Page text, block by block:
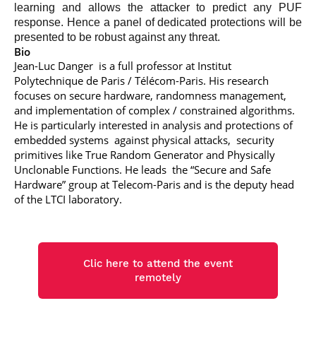
learning and allows the attacker to predict any PUF
response. Hence a panel of dedicated protections will be
presented to be robust against any threat.
Bio
Jean-Luc Danger is a full professor at Institut
Polytechnique de Paris / Télécom-Paris. His research
focuses on secure hardware, randomness management,
and implementation of complex / constrained algorithms.
He is particularly interested in analysis and protections of
embedded systems against physical attacks, security
primitives like True Random Generator and Physically
Unclonable Functions. He leads the “Secure and Safe
Hardware” group at Telecom-Paris and is the deputy head
of the LTCI laboratory.
Clic here to attend the event
remotely